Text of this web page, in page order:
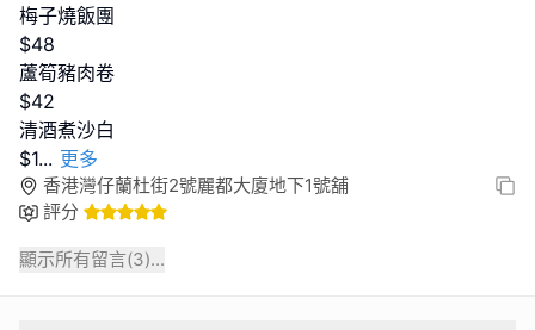
梅子燒飯團
$48
蘆筍豬肉卷
$42
清酒煮沙白
$1... 更多
香港灣仔蘭杜街2號麗都大廈地下1號舖
評分
顯示所有留言(3)...